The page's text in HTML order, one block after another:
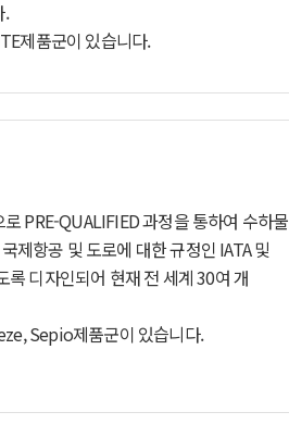
.
제품군이 있습니다.
로 PRE-QUALIFIED 과정을 통하여 수하물
제항공 및 도로에 대한 규정인 IATA 및
록 디자인되어 현재 전 세계 30여 개
Sepio제품군이 있습니다.